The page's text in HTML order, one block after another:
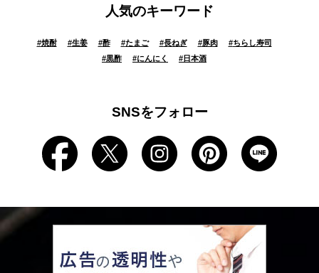
人気のキーワード
#焼酎 #生姜 #酢 #たまご #長ねぎ #豚肉 #ちらし寿司
#黒酢 #にんにく # 日本酒
SNSをフォロー